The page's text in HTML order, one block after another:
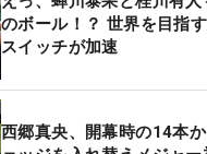
のボール！？ 世界を目指
スイッチが加速
西郷真央、開幕時の14本